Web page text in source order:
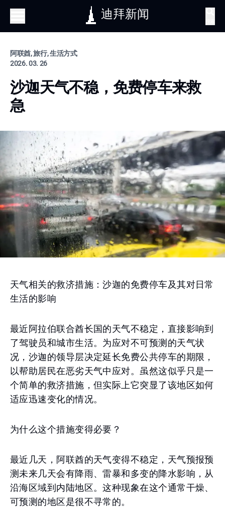
迪拜新闻
阿联酋, 旅行, 生活方式
2026. 03. 26
沙迦天气不稳，免费停车来救
急
天气相关的救济措施：沙迦的免费停车及其对日常
生活的影响
最近阿拉伯联合酋长国的天气不稳定，直接影响到
了驾驶员和城市生活。为应对不可预测的天气状
况，沙迦的领导层决定延长免费公共停车的期限，
以帮助居民在恶劣天气中应对。虽然这似乎只是一
个简单的救济措施，但实际上它突显了该地区如何
适应迅速变化的情况。
为什么这个措施变得必要？
最近几天，阿联酋的天气变得不稳定，天气预报预
测未来几天会有降雨、雷暴和多变的降水影响，从
沿海区域到内陆地区。这种现象在这个通常干燥、
可预测的地区是很不寻常的。